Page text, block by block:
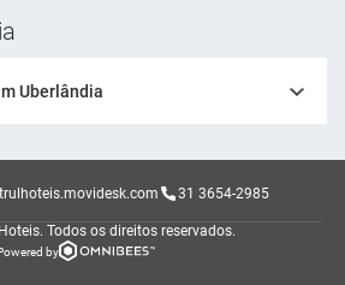
Uberlândia
31 3654-2985
Todos os direitos reservados.
by